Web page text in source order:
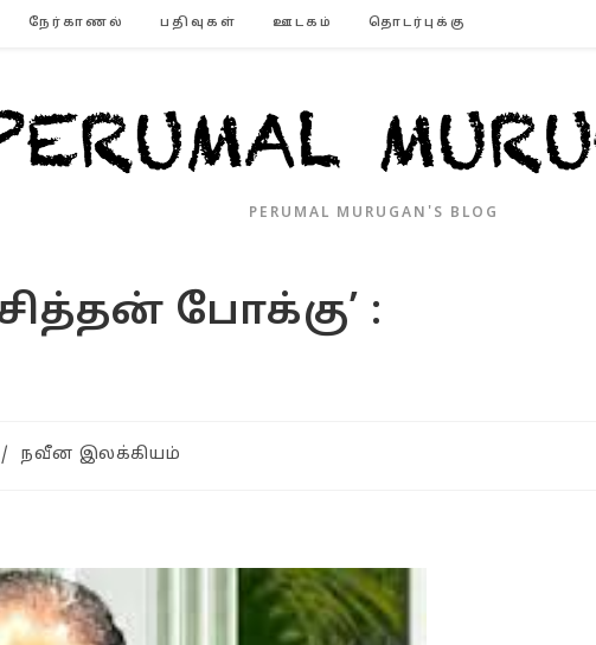
நேர்காணல் பதிவுகள் ஊடகம் தொடர்புக்கு
PERUMAL MURUGAN'S BLOG
போக்கு’ :
/ நவீன இலக்கியம்